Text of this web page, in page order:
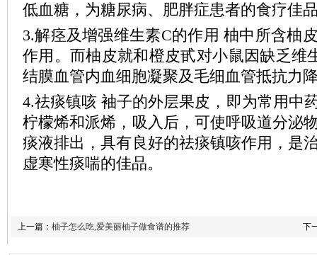
低血糖，为糖尿病、肥胖症患者的食疗佳
3.解痉及增强维生素C的作用 柚中所含柚
作用。而柚皮就和橙皮甙对小鼠因缺乏维
结膜血管内血细胞凝聚及毛细血管抵抗力
4.祛痰镇咳 袖子的外层果皮，即为常用中
柠檬烯和派烯，吸入后，可使呼吸道分泌
痰液排出，具有良好的祛痰镇咳作用，是
虚寒性痰喘的佳品。
上一篇： 柚子怎么吃,爱美丽柚子做食谱的推荐 下